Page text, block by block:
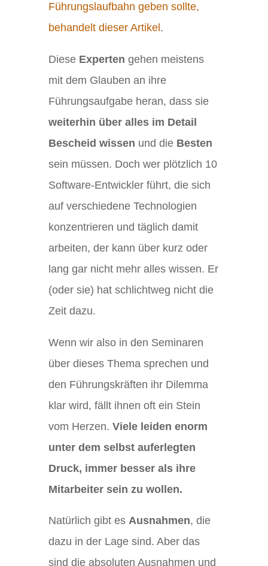
Führungslaufbahn geben sollte,
behandelt dieser Artikel .
Diese Experten gehen meistens
mit dem Glauben an ihre
Führungsaufgabe heran, dass sie
weiterhin über alles im Detail
Bescheid wissen und die Besten
sein müssen. Doch wer plötzlich 10
Software-Entwickler führt, die sich
auf verschiedene Technologien
konzentrieren und täglich damit
arbeiten, der kann über kurz oder
lang gar nicht mehr alles wissen. Er
(oder sie) hat schlichtweg nicht die
Zeit dazu.
Wenn wir also in den Seminaren
über dieses Thema sprechen und
den Führungskräften ihr Dilemma
klar wird, fällt ihnen oft ein Stein
vom Herzen. Viele leiden enorm
unter dem selbst auferlegten
Druck, immer besser als ihre
Mitarbeiter sein zu wollen.
Natürlich gibt es Ausnahmen, die
dazu in der Lage sind. Aber das
sind die absoluten Ausnahmen und